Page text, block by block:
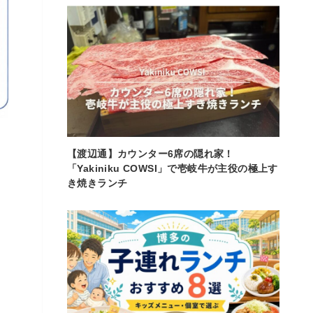
【渡辺通】カウンター6席の隠れ家！
「Yakiniku COWSI」で壱岐牛が主役の極上す
き焼きランチ